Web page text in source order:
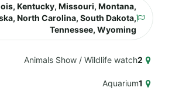
Kentucky, Missouri, Montana,
North Carolina, South Dakota,
Tennessee, Wyoming
2
Animals Show / Wildlife watch
1
Aquarium